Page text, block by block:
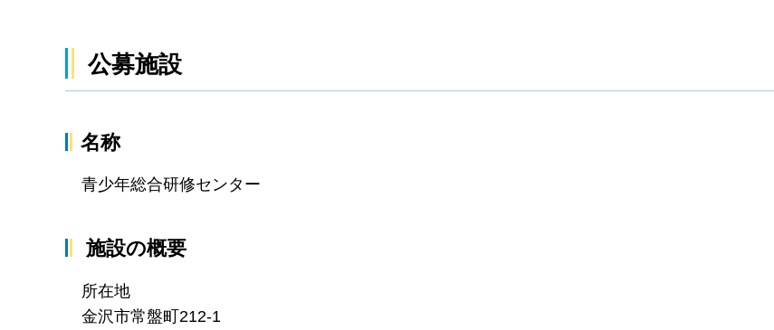
公募施設
名称
青少年総合研修センター
施設の概要
所在地
金沢市常盤町212-1